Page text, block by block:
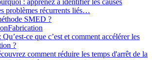
problèmes récurrents liés…
Fabrication
ce que c’est et comment accélérer les
?
comment réduire les temps d'arrêt de la